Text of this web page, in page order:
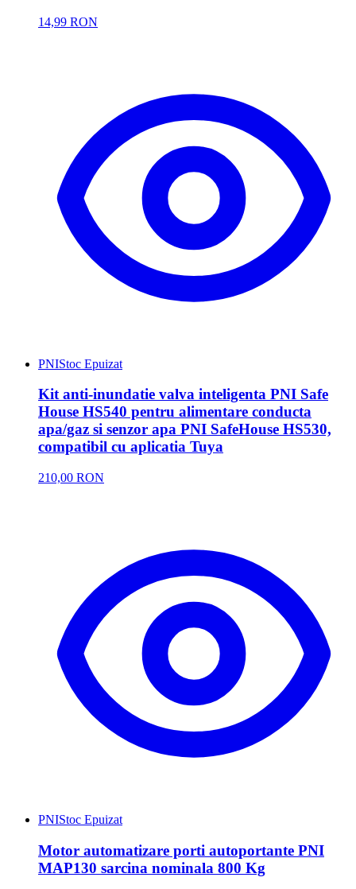
14,99 RON
PNIStoc Epuizat
Kit anti-inundatie valva inteligenta PNI Safe
House HS540 pentru alimentare conducta
apa/gaz si senzor apa PNI SafeHouse HS530,
compatibil cu aplicatia Tuya
210,00 RON
PNIStoc Epuizat
Motor automatizare porti autoportante PNI
MAP130 sarcina nominala 800 Kg